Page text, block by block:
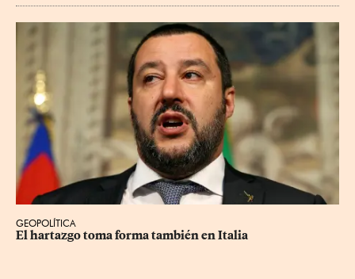
GEOPOLÍTICA
El hartazgo toma forma también en Italia